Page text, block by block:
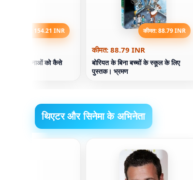
कीमत: 154.21 INR
अपनी भावनाओं को कैसे
कीमत: 88.79 INR
कीमत: 88.79 INR
बोरियत के बिना बच्चों के स्कूल के लिए
पुस्तक। भ्रमण
थिएटर और सिनेमा के अभिनेता